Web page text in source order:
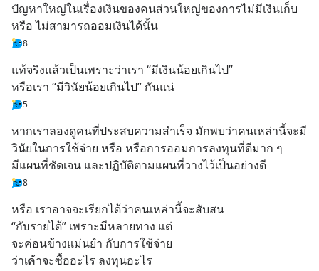
ปัญหาใหญ่ในเรื่องเงินของคนส่วนใหญ่ของการไม่มีเงินเก็บ
หรือ ไม่สามารถออมเงินได้นั้น
8
แท้จริงแล้วเป็นเพราะว่าเรา “มีเงินน้อยเกินไป”
หรือเรา “มีวินัยน้อยเกินไป” กันแน่
5
หากเราลองดูคนที่ประสบความสำเร็จ มักพบว่าคนเหล่านี้จะมี
วินัยในการใช้จ่าย หรือ หรือการออมการลงทุนที่ดีมาก ๆ
มีแผนที่ชัดเจน และปฏิบัติตามแผนที่วางไว้เป็นอย่างดี
8
หรือ เราอาจจะเรียกได้ว่าคนเหล่านี้จะสับสน
“กับรายได้” เพราะมีหลายทาง แต่
จะค่อนข้างแม่นยำ กับการใช้จ่าย
ว่าเค้าจะซื้ออะไร ลงทุนอะไร